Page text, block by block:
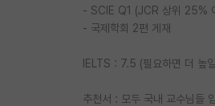
- SCIE Q1 (JCR 상위 25%
- 국제학회 2편 게재
IELTS : 7.5 (필요하면 더 높
추천서 : 모두 국내 교수님들